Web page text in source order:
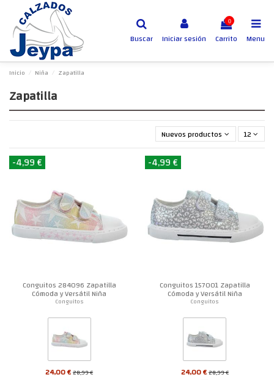
Buscar Iniciar sesión
0
Carrito Menu
Inicio Niña Zapatilla
Zapatilla
Nuevos productos primero12
-4,99 €
Conguitos 284096 Zapatilla
Cómoda y Versátil Niña
Conguitos
24,00 €28,99 €
-4,99 €
Conguitos 157001 Zapatilla
Cómoda y Versátil Niña
Conguitos
24,00 €28,99 €